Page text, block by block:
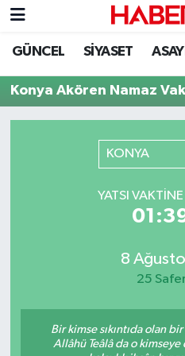
GÜNCEL SİYASET
Konya Akören Namaz
KONYA
YATSI
8
25
Bir kimse sıkıntıda olan
Allâhü Teâlâ da o
GÜNCEL
EKONOMİ
EĞİTİM
Nöbetçi Eczaneler
Kahramanmaraş
Süper Lig Puan
Tüm Manşetler
Haber Arşivi